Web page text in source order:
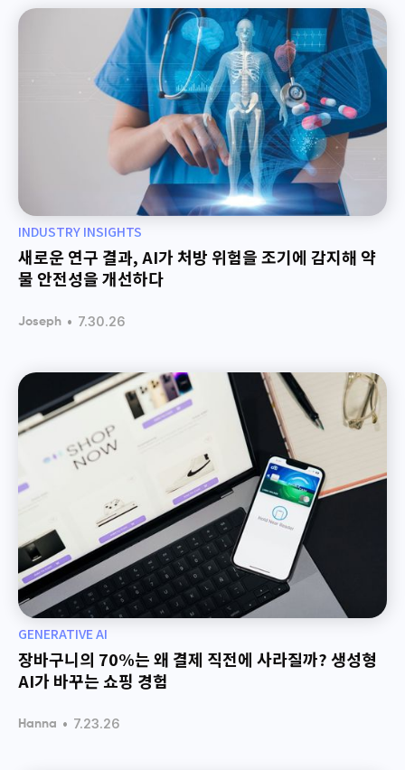
INDUSTRY INSIGHTS
새로운 연구 결과, AI가 처방 위험을 조기에 감지해 약
물 안전성을 개선하다
Joseph • 7.30.26
GENERATIVE AI
장바구니의 70%는 왜 결제 직전에 사라질까? 생성형
AI가 바꾸는 쇼핑 경험
Hanna • 7.23.26